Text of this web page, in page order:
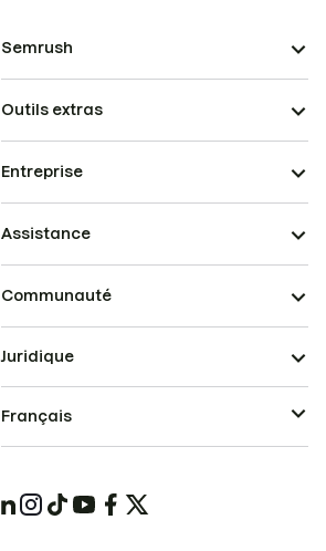
Semrush
Outils extras
Entreprise
Assistance
Communauté
Juridique
Français